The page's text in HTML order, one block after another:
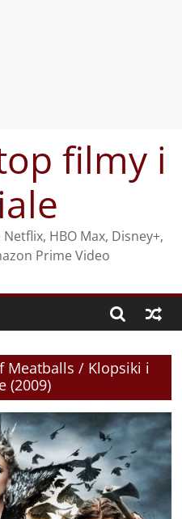
filmy i
HBO Max, Disney+,
Prime Video
Meatballs / Klopsiki i
(2009)